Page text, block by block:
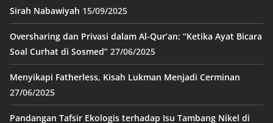
Sirah Nabawiyah 15/09/2025
Oversharing dan Privasi dalam Al-Qur’an: “Ketika Ayat Bicara
Soal Curhat di Sosmed” 27/06/2025
Menyikapi Fatherless, Kisah Lukman Menjadi Cerminan
27/06/2025
Pandangan Tafsir Ekologis terhadap Isu Tambang Nikel di